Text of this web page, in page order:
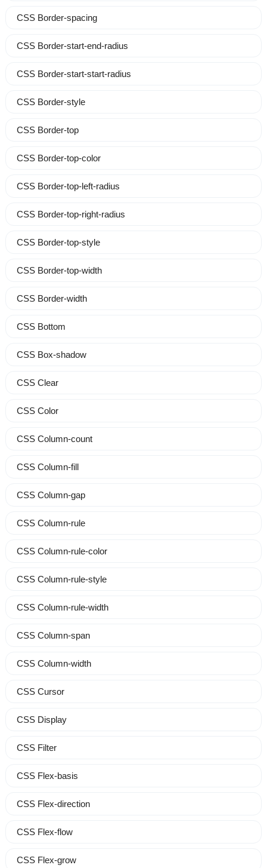
CSS Border-spacing
CSS Border-start-end-radius
CSS Border-start-start-radius
CSS Border-style
CSS Border-top
CSS Border-top-color
CSS Border-top-left-radius
CSS Border-top-right-radius
CSS Border-top-style
CSS Border-top-width
CSS Border-width
CSS Bottom
CSS Box-shadow
CSS Clear
CSS Color
CSS Column-count
CSS Column-fill
CSS Column-gap
CSS Column-rule
CSS Column-rule-color
CSS Column-rule-style
CSS Column-rule-width
CSS Column-span
CSS Column-width
CSS Cursor
CSS Display
CSS Filter
CSS Flex-basis
CSS Flex-direction
CSS Flex-flow
CSS Flex-grow